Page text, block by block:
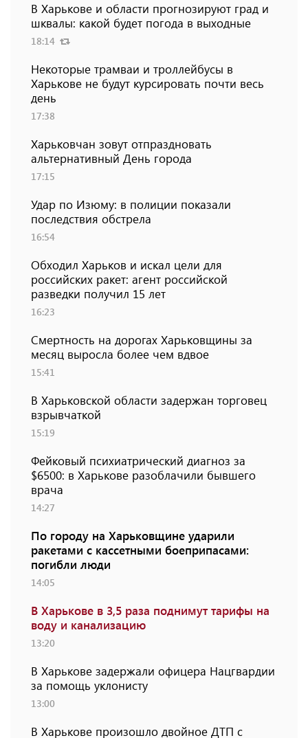
В Харькове и области прогнозируют град и
шквалы: какой будет погода в выходные
18:14
Некоторые трамваи и троллейбусы в
Харькове не будут курсировать почти весь
день
17:38
Харьковчан зовут отпраздновать
альтернативный День города
17:15
Удар по Изюму: в полиции показали
последствия обстрела
16:54
Обходил Харьков и искал цели для
российских ракет: агент российской
разведки получил 15 лет
16:23
Смертность на дорогах Харьковщины за
месяц выросла более чем вдвое
15:41
В Харьковской области задержан торговец
взрывчаткой
15:19
Фейковый психиатрический диагноз за
$6500: в Харькове разоблачили бывшего
врача
14:27
По городу на Харьковщине ударили
ракетами с кассетными боеприпасами:
погибли люди
14:05
В Харькове в 3,5 раза поднимут тарифы на
воду и канализацию
13:20
В Харькове задержали офицера Нацгвардии
за помощь уклонисту
13:00
В Харькове произошло двойное ДТП с